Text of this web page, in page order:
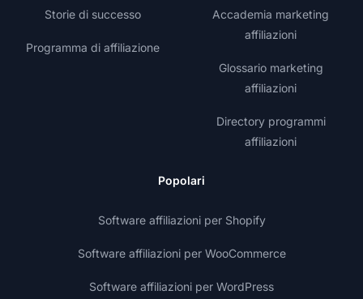
Storie di successo
Programma di affiliazione
Accademia marketing
affiliazioni
Glossario marketing
affiliazioni
Directory programmi
affiliazioni
Popolari
Software affiliazioni per Shopify
Software affiliazioni per WooCommerce
Software affiliazioni per WordPress